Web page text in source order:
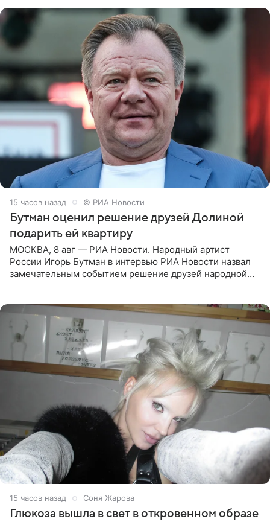
15 часов назад © РИА Новости
Бутман оценил решение друзей Долиной
подарить ей квартиру
МОСКВА, 8 авг — РИА Новости. Народный артист
России Игорь Бутман в интервью РИА Новости назвал
замечательным событием решение друзей народной
15 часов назад Соня Жарова
Глюкоза вышла в свет в откровенном образе